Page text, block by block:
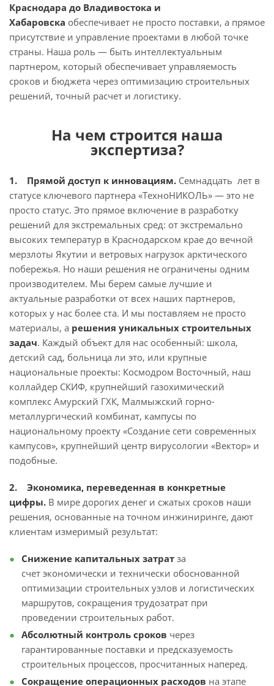
Краснодара до Владивостока и
Хабаровска обеспечивает не просто поставки, а прямое
присутствие и управление проектами в любой точке
страны. Наша роль — быть интеллектуальным
партнером, который обеспечивает управляемость
сроков и бюджета через оптимизацию строительных
решений, точный расчет и логистику.
На чем строится наша
экспертиза?
1. Прямой доступ к инновациям. Семнадцать лет в
статусе ключевого партнера «ТехноНИКОЛЬ» — это не
просто статус. Это прямое включение в разработку
решений для экстремальных сред: от экстремально
высоких температур в Краснодарском крае до вечной
мерзлоты Якутии и ветровых нагрузок арктического
побережья. Но наши решения не ограничены одним
производителем. Мы берем самые лучшие и
актуальные разработки от всех наших партнеров,
которых у нас более ста. И мы поставляем не просто
материалы, а решения уникальных строительных
задач. Каждый объект для нас особенный: школа,
детский сад, больница ли это, или крупные
национальные проекты: Космодром Восточный, наш
коллайдер СКИФ, крупнейший газохимический
комплекс Амурский ГХК, Малмыжский горно-
металлургический комбинат, кампусы по
национальному проекту «Создание сети современных
кампусов», крупнейший центр вирусологии «Вектор» и
подобные.
2. Экономика, переведенная в конкретные
цифры. В мире дорогих денег и сжатых сроков наши
решения, основанные на точном инжиниринге, дают
клиентам измеримый результат:
Снижение капитальных затрат за
счет экономически и технически обоснованной
оптимизации строительных узлов и логистических
маршрутов, сокращения трудозатрат при
проведении строительных работ.
Абсолютный контроль сроков через
гарантированные поставки и предсказуемость
строительных процессов, просчитанных наперед.
Сокращение операционных расходов на этапе